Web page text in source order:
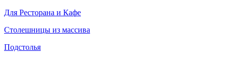
Для Ресторана и Кафе
Столешницы из массива
Подстолья